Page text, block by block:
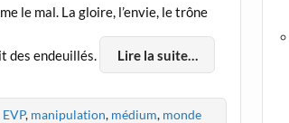
le mal. La gloire, l’envie, le trône
des endeuillés. Lire la suite…
EVP, manipulation, médium, monde